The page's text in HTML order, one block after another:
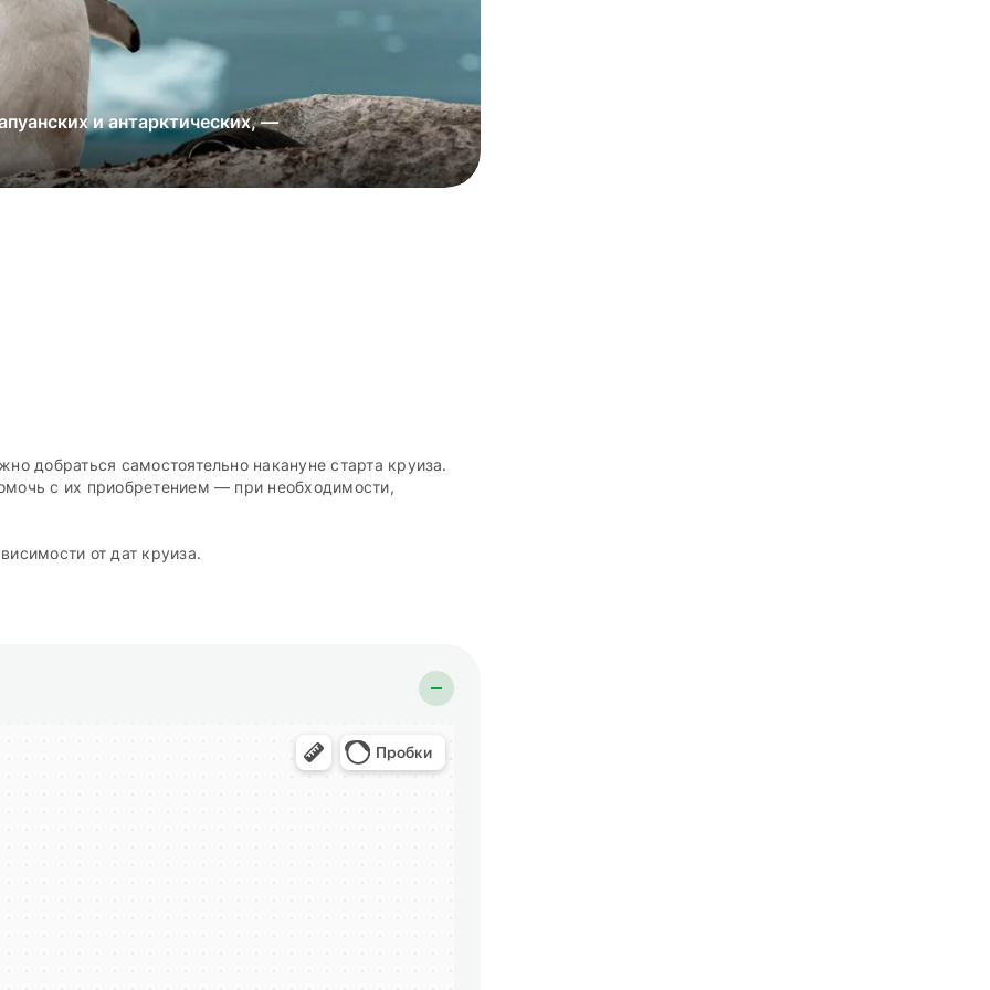
и антарктических, —
замки достигают высоты
увидите горбатого кита
добраться самостоятельно накануне старта круиза.
с их приобретением — при необходимости,
от дат круиза.